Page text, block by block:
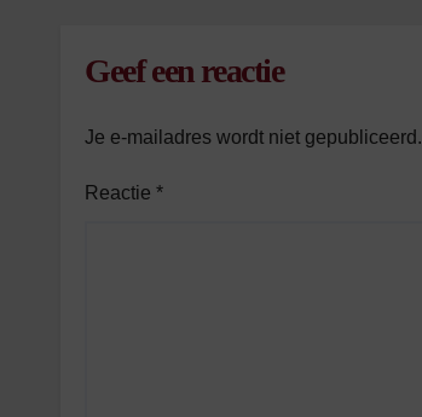
Geef een reactie
Je e-mailadres wordt niet gepubliceerd.
Reactie *